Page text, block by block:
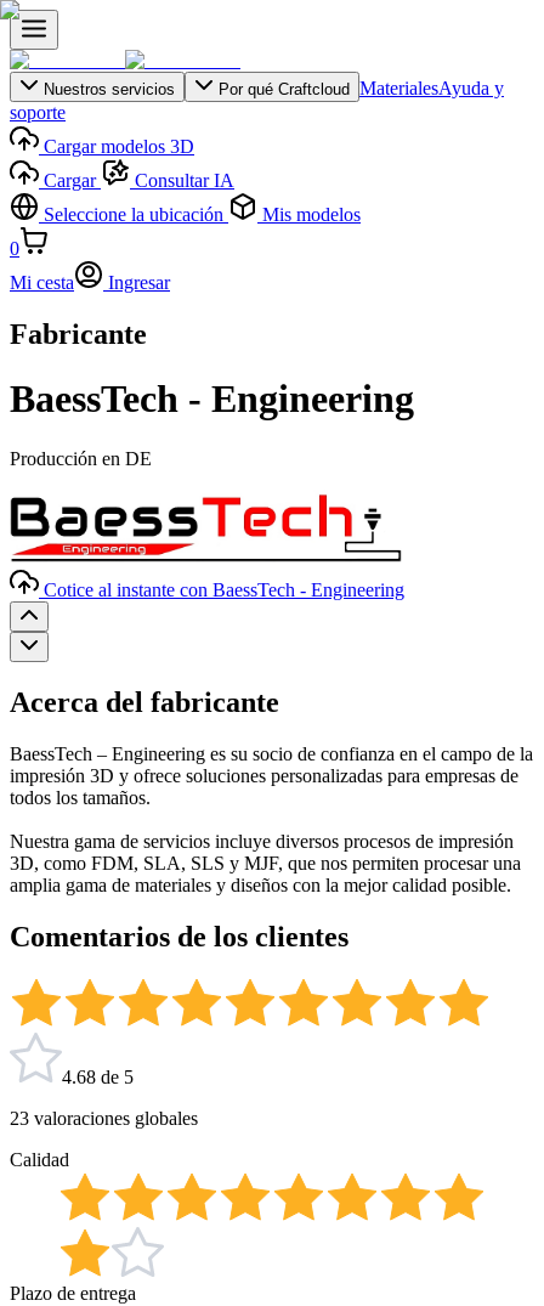
Nuestros servicios Por qué Craftcloud MaterialesAyuda y
soporte
Cargar modelos 3D
Cargar
Consultar IA
Seleccione la ubicación
Mis modelos
0
Mi cesta
Ingresar
Fabricante
BaessTech - Engineering
Producción en DE
Cotice al instante con BaessTech - Engineering
Acerca del fabricante
BaessTech – Engineering es su socio de confianza en el campo de la
impresión 3D y ofrece soluciones personalizadas para empresas de
todos los tamaños.
Nuestra gama de servicios incluye diversos procesos de impresión
3D, como FDM, SLA, SLS y MJF, que nos permiten procesar una
amplia gama de materiales y diseños con la mejor calidad posible.
Comentarios de los clientes
4.68 de 5
23 valoraciones globales
Calidad
Plazo de entrega